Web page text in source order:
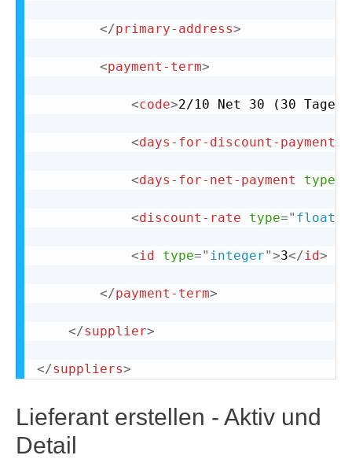
</primary-address>
<payment-term>
<code>2/10 Net 30 (30 Tage
<days-for-discount-payment
<days-for-net-payment type
<discount-rate type=" float
<id type=" integer">3</id>
</payment-term>
</supplier>
</suppliers>
Lieferant erstellen - Aktiv und
Detail